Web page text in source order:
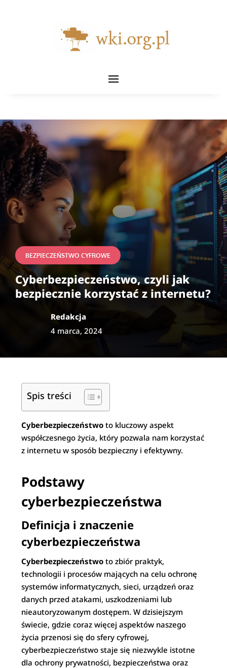
BEZPIECZEŃSTWO CYFROWE
Cyberbezpieczeństwo, czyli jak
bezpiecznie korzystać z internetu?
Redakcja
4 marca, 2024
Spis treści
Cyberbezpieczeństwo to kluczowy aspekt
współczesnego życia, który pozwala nam korzystać
z internetu w sposób bezpieczny i efektywny.
Podstawy
cyberbezpieczeństwa
Definicja i znaczenie
cyberbezpieczeństwa
Cyberbezpieczeństwo to zbiór praktyk,
technologii i procesów mających na celu ochronę
systemów informatycznych, sieci, urządzeń oraz
danych przed atakami, uszkodzeniami lub
nieautoryzowanym dostępem. W dzisiejszym
świecie, gdzie coraz więcej aspektów naszego
życia przenosi się do sfery cyfrowej,
cyberbezpieczeństwo staje się niezwykle istotne
dla ochrony prywatności, bezpieczeństwa oraz